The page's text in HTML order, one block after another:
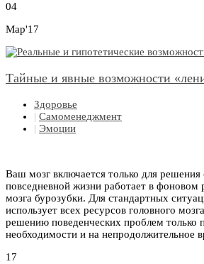
04
Мар'17
Тайные и явные возможности
Здоровье
| Самоменеджмент
| Эмоции
Ваш мозг включается только для решения
повседневной жизни работает в
мозга бурозубки. Для стандартных
использует всех ресурсов головного
решению поведенческих проблем только
необходимости и на непродолжительное
17